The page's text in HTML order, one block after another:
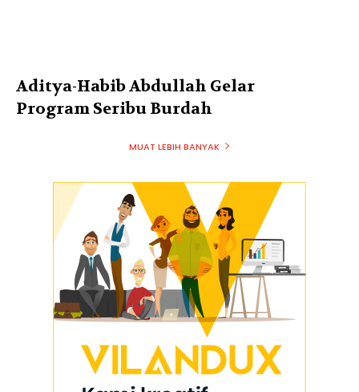
Aditya-Habib Abdullah Gelar
Program Seribu Burdah
MUAT LEBIH BANYAK